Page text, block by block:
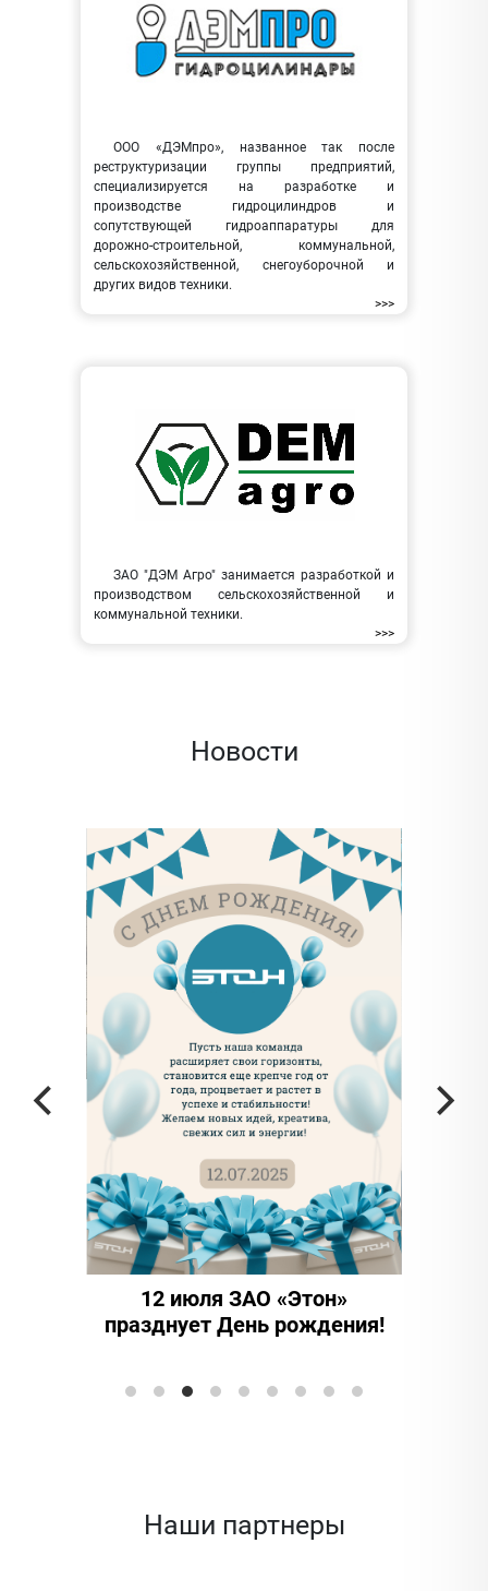
ООО «ДЭМпро», названное так после
реструктуризации группы предприятий,
специализируется на разработке и
производстве гидроцилиндров и
сопутствующей гидроаппаратуры для
дорожно-строительной, коммунальной,
сельскохозяйственной, снегоуборочной и
других видов техники.
>>>
ЗАО "ДЭМ Агро" занимается разработкой и
производством сельскохозяйственной и
коммунальной техники.
>>>
Новости
12 июля ЗАО «Этон»
празднует День рождения!
Наши партнеры